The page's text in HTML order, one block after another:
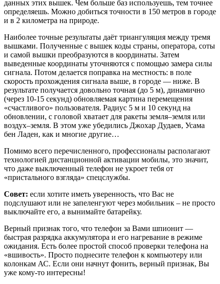
данных этих вышек. Чем больше баз используешь, тем точнее
определяешь. Можно добиться точности в 150 метров в городе
и в 2 километра на природе.
Наиболее точные результаты даёт триангуляция между тремя
вышками. Полученные с вышек коды страны, оператора, соты
и самой вышки преобразуются в координаты. Затем
выведенные координаты уточняются с помощью замера силы
сигнала. Потом делается поправка на местность: в поле
скорость прохождения сигнала выше, в городе — ниже. В
результате получается довольно точная (до 5 м), динамично
(через 10-15 секунд) обновляемая картина перемещения
«счастливого» пользователя. Радиус 5 м и 10 секунд на
обновлении, с головой хватает для ракеты земля–земля или
воздух–земля. В этом уже убедились Джохар Дудаев, Усама
бен Ладен, как и многие другие…
Помимо всего перечисленного, профессионалы располагают
технологией дистанционной активации мобилы, это значит,
что даже выключенный телефон не укроет тебя от
«пристального взгляда» спецслужбы.
Совет: если хотите иметь уверенность, что Вас не
подслушают или не запеленгуют через мобильник – не просто
выключайте его, а вынимайте батарейку.
Верный признак того, что телефон за Вами шпионит —
быстрая разрядка аккумулятора и его нагревание в режиме
ожидания. Есть более простой способ проверки телефона на
«вшивость». Просто поднесите телефон к компьютеру или
колонкам АС. Если они начнут фонить, верный признак, Вы
уже кому-то интересны!